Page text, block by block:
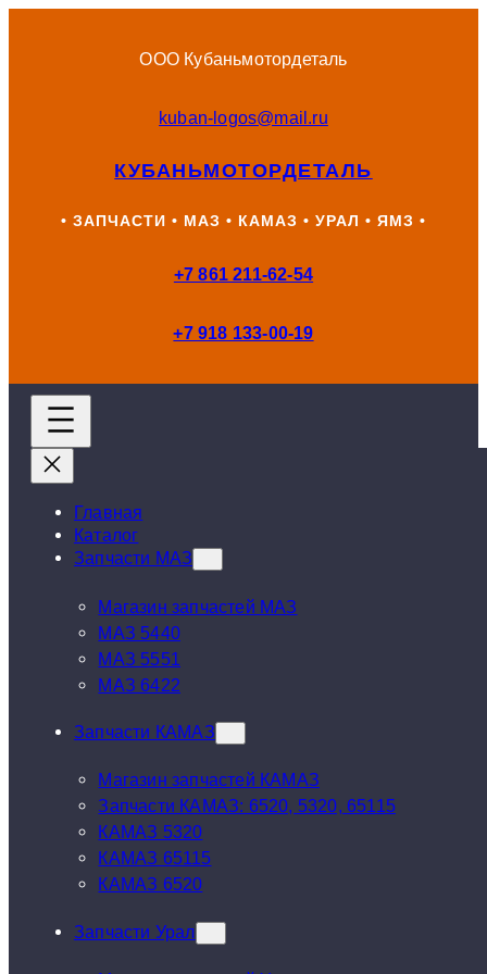
ООО Кубаньмотордеталь
kuban-logos@mail.ru
КУБАНЬМОТОРДЕТАЛЬ
• ЗАПЧАСТИ • МАЗ • КАМАЗ • УРАЛ • ЯМЗ •
+7 861 211-62-54
+7 918 133-00-19
Главная
Каталог
Запчасти МАЗ
Магазин запчастей МАЗ
МАЗ 5440
МАЗ 5551
МАЗ 6422
Запчасти КАМАЗ
Магазин запчастей КАМАЗ
Запчасти КАМАЗ: 6520, 5320, 65115
КАМАЗ 5320
КАМАЗ 65115
КАМАЗ 6520
Запчасти Урал